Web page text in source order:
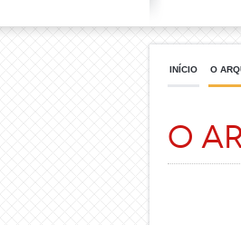
INÍCIO O
O